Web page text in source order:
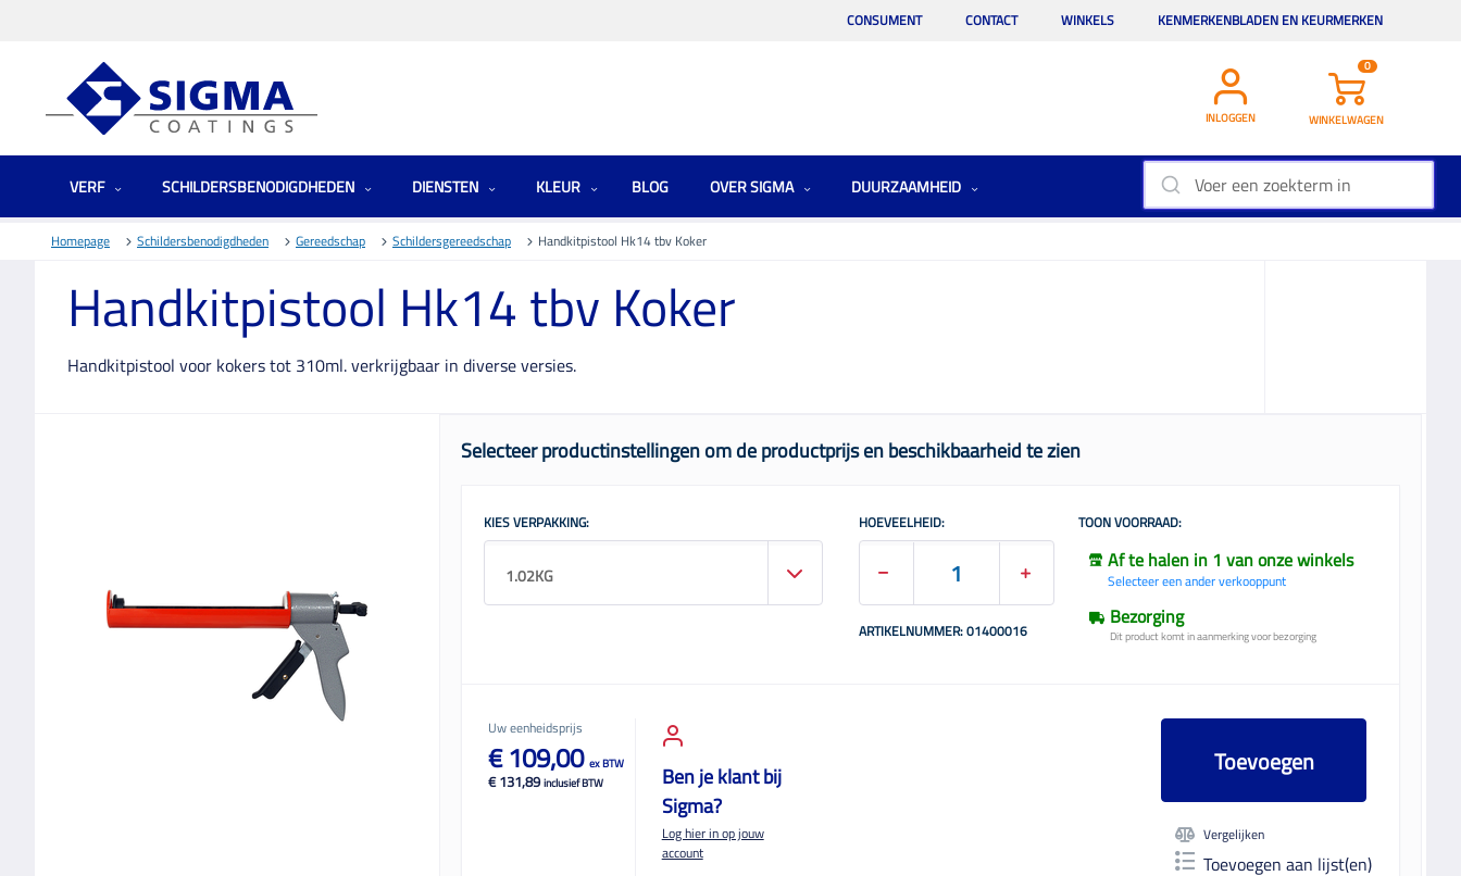
CONSUMENT CONTACT WINKELS KENMERKENBLADEN EN KEURMERKEN
INLOGGEN
0
WINKELWAGEN
VERF SCHILDERSBENODIGDHEDEN DIENSTEN KLEUR BLOG OVER SIGMA DUURZAAMHEID
Homepage Schildersbenodigdheden Gereedschap Schildersgereedschap Handkitpistool Hk14 tbv Koker
Handkitpistool Hk14 tbv Koker
Handkitpistool voor kokers tot 310ml. verkrijgbaar in diverse versies.
Selecteer productinstellingen om de productprijs en beschikbaarheid te zien
KIES VERPAKKING:
1.02KG
HOEVEELHEID:
ARTIKELNUMMER: 01400016
TOON VOORRAAD:
Af te halen in 1 van onze winkels
Selecteer een ander verkooppunt
Bezorging
Dit product komt in aanmerking voor bezorging
Uw eenheidsprijs
€ 131,89inclusief BTW
€ 109,00 ex BTW
Ben je klant bij
Sigma?
Log hier in op jouw
account
Toevoegen
Vergelijken
Toevoegen aan lijst(en)